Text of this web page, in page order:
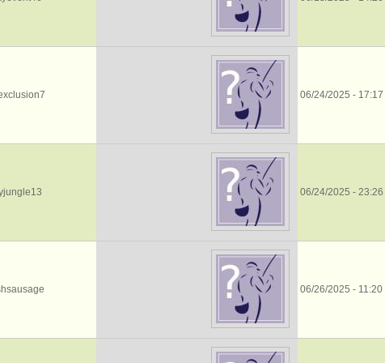
06/24/2025 - 17:17
06/24/2025 - 23:26
06/26/2025 - 11:20